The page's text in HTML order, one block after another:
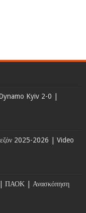
Kyiv 2-0 |
2025-2026 | Video
ΠΑΟΚ | Ανασκόπηση